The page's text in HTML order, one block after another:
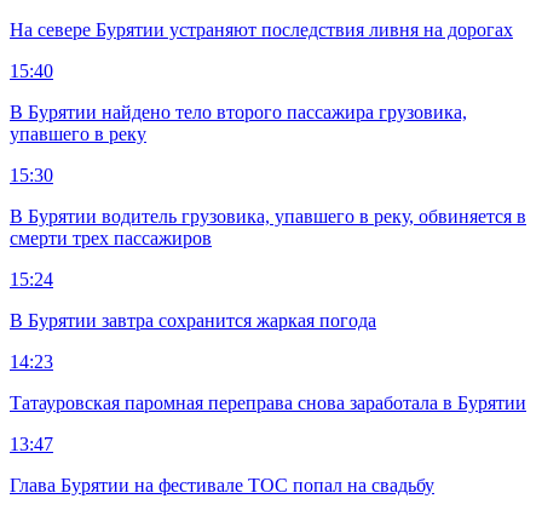
На севере Бурятии устраняют последствия ливня на дорогах
15:40
В Бурятии найдено тело второго пассажира грузовика,
упавшего в реку
15:30
В Бурятии водитель грузовика, упавшего в реку, обвиняется в
смерти трех пассажиров
15:24
В Бурятии завтра сохранится жаркая погода
14:23
Татауровская паромная переправа снова заработала в Бурятии
13:47
Глава Бурятии на фестивале ТОС попал на свадьбу